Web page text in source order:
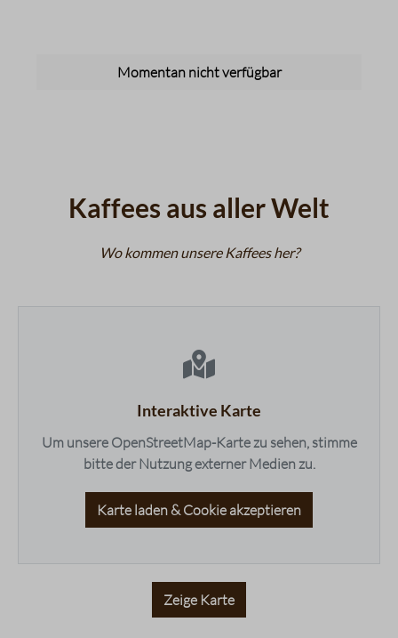
Momentan nicht verfügbar
Kaffees aus aller Welt
Wo kommen unsere Kaffees her?
Interaktive Karte
Um unsere OpenStreetMap-Karte zu sehen, stimme
bitte der Nutzung externer Medien zu.
Karte laden & Cookie akzeptieren
Zeige Karte